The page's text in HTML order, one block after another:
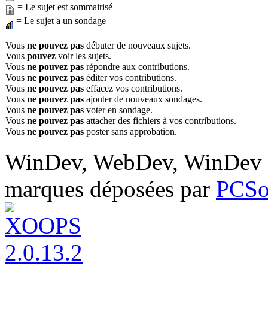
= Le sujet est sommairisé
= Le sujet a un sondage
Vous ne pouvez pas débuter de nouveaux sujets.
Vous pouvez voir les sujets.
Vous ne pouvez pas répondre aux contributions.
Vous ne pouvez pas éditer vos contributions.
Vous ne pouvez pas effacez vos contributions.
Vous ne pouvez pas ajouter de nouveaux sondages.
Vous ne pouvez pas voter en sondage.
Vous ne pouvez pas attacher des fichiers à vos contributions.
Vous ne pouvez pas poster sans approbation.
WinDev, WebDev,
marques déposées par